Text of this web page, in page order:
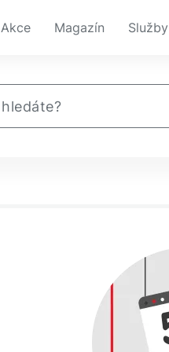
Akce Magazín Služby